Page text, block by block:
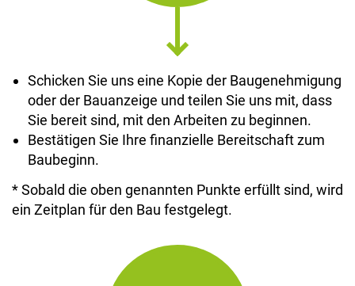
Schicken Sie uns eine Kopie der Baugenehmigung
oder der Bauanzeige und teilen Sie uns mit, dass
Sie bereit sind, mit den Arbeiten zu beginnen.
Bestätigen Sie Ihre finanzielle Bereitschaft zum
Baubeginn.
* Sobald die oben genannten Punkte erfüllt sind, wird
ein Zeitplan für den Bau festgelegt.